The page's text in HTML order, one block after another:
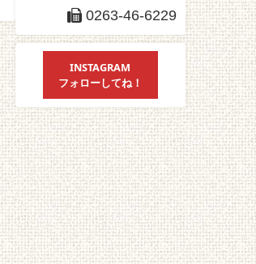
0263-46-6229
INSTAGRAM
フォローしてね！